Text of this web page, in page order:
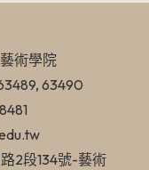
術學院
63490
2段134號-藝術